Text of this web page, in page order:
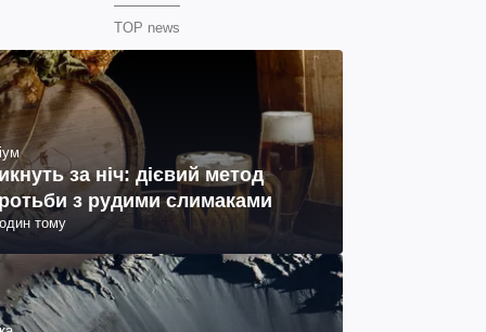
TOP news
за ніч: дієвий метод
з рудими слимаками
тому